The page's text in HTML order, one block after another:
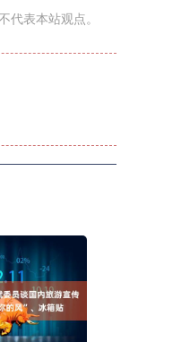
代表本站观点。